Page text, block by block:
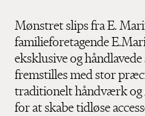
Mønstret slips fra E.
familieforetagende
eksklusive og
fremstilles med stor
traditionelt håndværk og
for at skabe tidløse